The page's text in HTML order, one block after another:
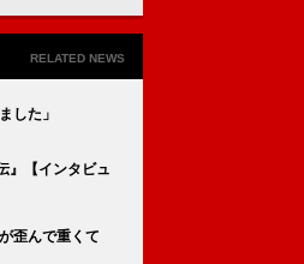
RELATED NEWS
した」
』【インタビュ
歪んで重くて